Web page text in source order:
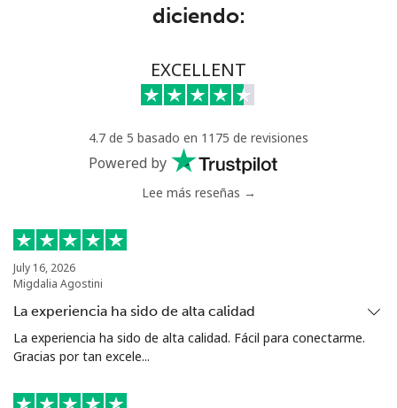
⁦45.5c⁩
⁦$5⁩
Estonia
⁦$5⁩
Celular
Eswatini
Línea fija ⁦33.9c⁩
14 min por
-
Celular
diciendo:
EXCELLENT
4.7 de 5 basado en 1175 de revisiones
Powered by
Lee más reseñas →
July 16, 2026
Migdalia Agostini
La experiencia ha sido de alta calidad
La experiencia ha sido de alta calidad. Fácil para conectarme.
Gracias por tan excele...